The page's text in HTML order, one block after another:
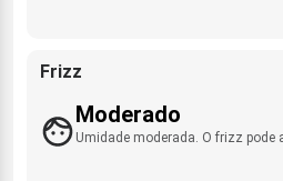
Frizz
Moderado
Umidade moderada. O frizz pode